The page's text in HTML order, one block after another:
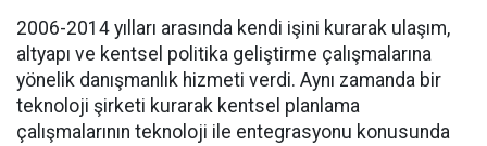
2006-2014 yılları arasında kendi işini kurarak ulaşım,
altyapı ve kentsel politika geliştirme çalışmalarına
yönelik danışmanlık hizmeti verdi. Aynı zamanda bir
teknoloji şirketi kurarak kentsel planlama
çalışmalarının teknoloji ile entegrasyonu konusunda